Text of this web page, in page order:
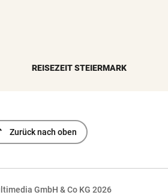
REISEZEIT STEIERMARK
Zurück nach oben
GmbH & Co KG 2026